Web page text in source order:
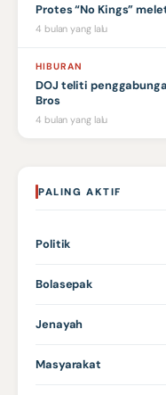
Protes “No Kings”
4 bulan yang lalu
HIBURAN
DOJ teliti
Bros
4 bulan yang lalu
PALING AKTIF
Politik
Bolasepak
Jenayah
Masyarakat